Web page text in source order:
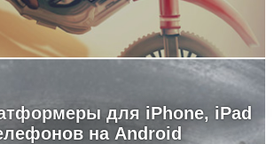
для iPhone, iPad
на Android